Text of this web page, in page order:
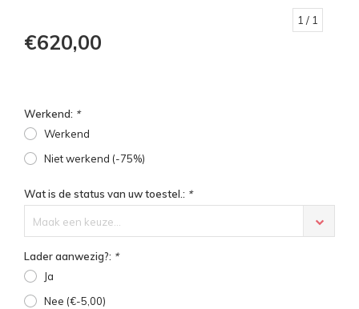
1 / 1
€620,00
Werkend: *
Werkend
Niet werkend (-75%)
Wat is de status van uw toestel.: *
Maak een keuze...
Lader aanwezig?: *
Ja
Nee (€-5,00)